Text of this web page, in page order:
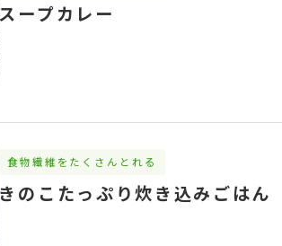
スープカレー
食物繊維をたくさんとれる
きのこたっぷり炊き込みごはん